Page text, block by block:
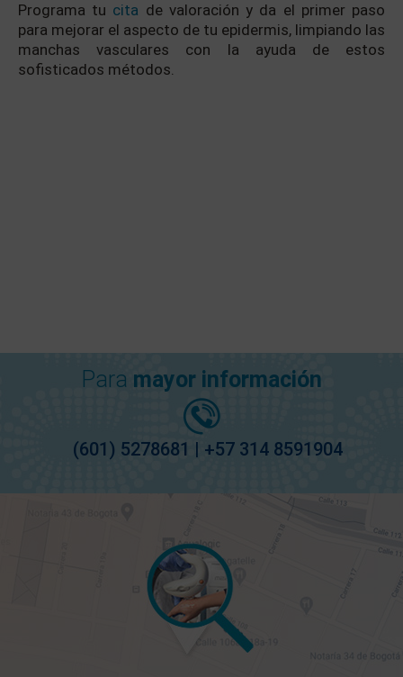
Programa tu cita de valoración y da el primer paso
para mejorar el aspecto de tu epidermis, limpiando las
manchas vasculares con la ayuda de estos
sofisticados métodos.
Para mayor información
(601) 5278681 | +57 314 8591904